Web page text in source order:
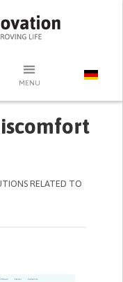
MENU
ZU STARTEN
RELATED TO